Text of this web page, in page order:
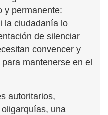
y permanente:
la ciudadanía lo
de silenciar
convencer y
mantenerse en el
autoritarios,
una